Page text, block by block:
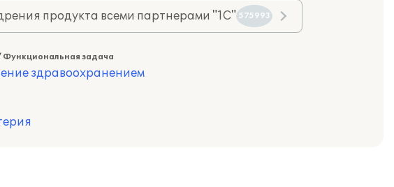
продукта всеми партнерами "1С" 575993
Функциональная задача
здравоохранением